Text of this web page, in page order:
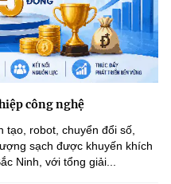
công nghệ
robot, chuyển đổi số,
sạch được khuyến khích
Ninh, với tổng giải...